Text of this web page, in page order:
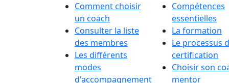
Comment choisir
un coach
Consulter la liste
des membres
Les différents
modes
d'accompagnement
Compétences
essentielles
La formation
Le processus
certification
Choisir son
mentor